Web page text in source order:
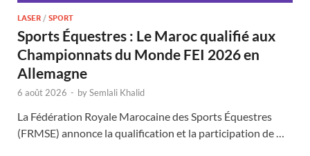
LASER / SPORT
Sports Équestres : Le Maroc qualifié aux
Championnats du Monde FEI 2026 en
Allemagne
6 août 2026 - bySemlali Khalid
La Fédération Royale Marocaine des Sports Équestres
(FRMSE) annonce la qualification et la participation de …